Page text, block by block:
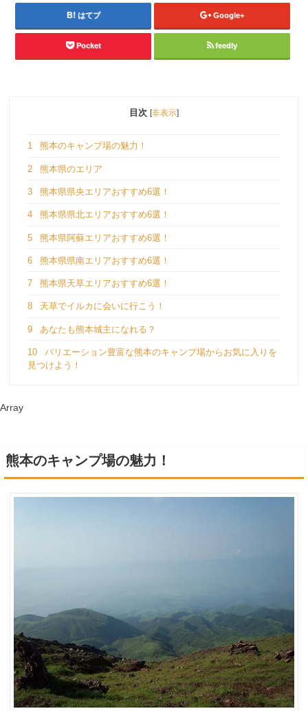
はてブ Google+
Pocket feedly
目次 [非表示]
1 熊本のキャンプ場の魅力！
2 熊本県のエリア
3 熊本県県央エリアおすすめ6選！
4 熊本県県北エリアおすすめ6選！
5 熊本県阿蘇エリアおすすめ6選！
6 熊本県県南エリアおすすめ6選！
7 熊本県天草エリアおすすめ6選！
8 天草でイルカに会いに行こう！
9 あなたも熊本城主になれる？
10
バリエーション豊富な熊本のキャンプ場からお気に入りを
見つけよう！
Array
熊本のキャンプ場の魅力！